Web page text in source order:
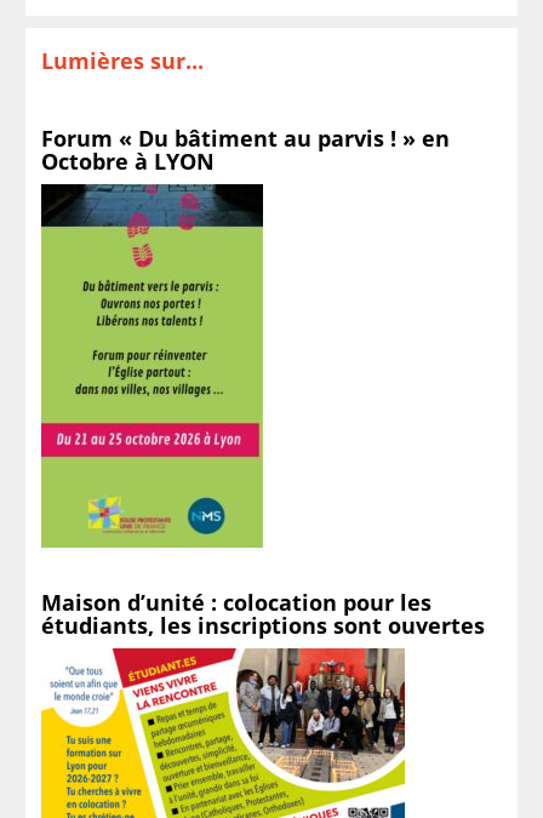
Lumières sur...
Forum « Du bâtiment au parvis ! » en
Octobre à LYON
Maison d’unité : colocation pour les
étudiants, les inscriptions sont ouvertes